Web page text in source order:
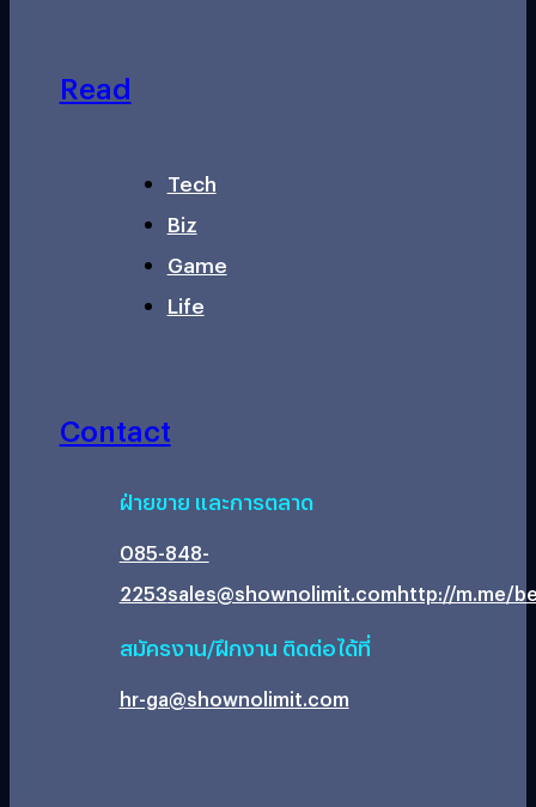
Read
Tech
Biz
Game
Life
Contact
ฝ่ายขาย และการตลาด
085-848-
2253sales@shownolimit.comhttp://m.me/
สมัครงาน/ฝึกงาน ติดต่อได้ที่
hr-ga@shownolimit.com